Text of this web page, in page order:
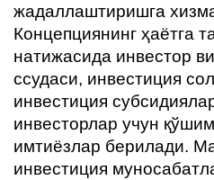
жадаллаштиришга
Концепциянинг ҳаётга
натижасида инвестор
ссудаси, инвестиция
инвестиция
инвесторлар учун
имтиёзлар берилади.
инвестиция